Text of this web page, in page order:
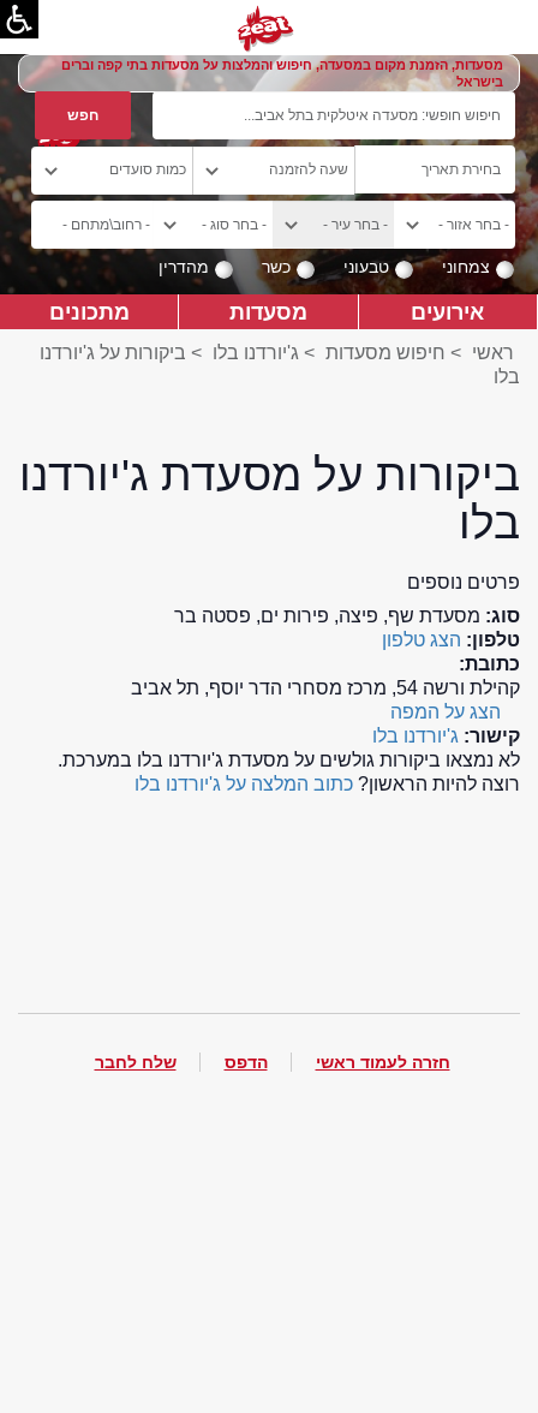
מסעדות, הזמנת מקום במסעדה, חיפוש והמלצות על מסעדות בתי קפה וברים
בישראל
צמחוני טבעוני כשר מהדרין
אירועים מסעדות מתכונים
ראשי > חיפוש מסעדות > ג'יורדנו בלו > ביקורות על ג'יורדנו
בלו
ביקורות על מסעדת ג'יורדנו
בלו
פרטים נוספים
סוג: מסעדת שף, פיצה, פירות ים, פסטה בר
טלפון: הצג טלפון
כתובת:
קהילת ורשה 54, מרכז מסחרי הדר יוסף, תל אביב
הצג על המפה
קישור: ג'יורדנו בלו
לא נמצאו ביקורות גולשים על מסעדת ג'יורדנו בלו במערכת.
רוצה להיות הראשון? כתוב המלצה על ג'יורדנו בלו
חזרה לעמוד ראשי הדפס שלח לחבר